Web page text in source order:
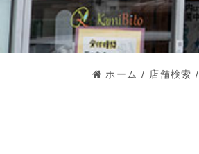
ホーム / 店舗検索 /